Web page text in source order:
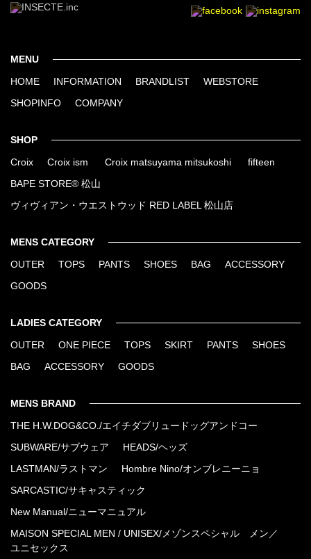
MENU
HOME INFORMATION BRANDLIST WEBSTORE
SHOPINFO COMPANY
SHOP
Croix Croix ism Croix matsuyama mitsukoshi fifteen
BAPE STORE® 松山
ヴィヴィアン・ウエストウッド RED LABEL 松山店
MENS CATEGORY
OUTER TOPS PANTS SHOES BAG ACCESSORY
GOODS
LADIES CATEGORY
OUTER ONE PIECE TOPS SKIRT PANTS SHOES
BAG ACCESSORY GOODS
MENS BRAND
THE H.W.DOG&CO./エイチダブリュードッグアンドコー
SUBWARE/サブウェア HEADS/ヘッズ
LASTMAN/ラストマン Hombre Nino/オンブレニーニョ
SARCASTIC/サキャスティック
New Manual/ニューマニュアル
MAISON SPECIAL MEN / UNISEX/メゾンスペシャル メン／
ユニセックス